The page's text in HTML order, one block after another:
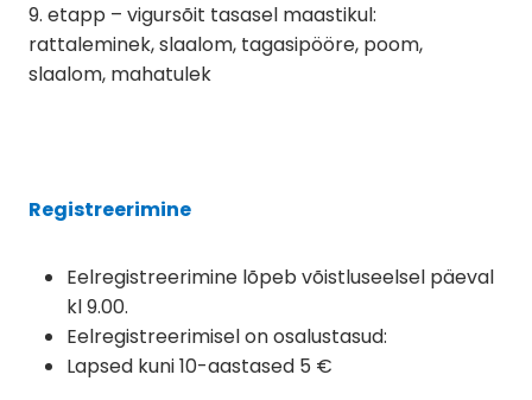
9. etapp – vigursõit tasasel maastikul:
rattaleminek, slaalom, tagasipööre, poom,
slaalom, mahatulek
Registreerimine
Eelregistreerimine lõpeb võistluseelsel päeval
kl 9.00.
Eelregistreerimisel on osalustasud:
Lapsed kuni 10-aastased 5 €